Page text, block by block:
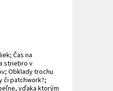
Čas na
striebro v
Obklady trochu
či patchwork?;
vďaka ktorým